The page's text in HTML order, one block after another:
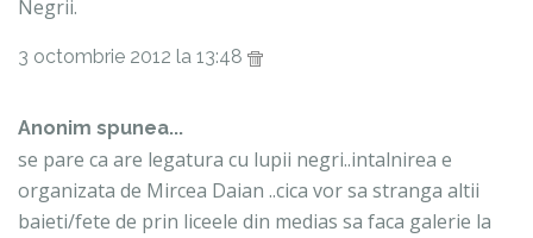
Negrii.
3 octombrie 2012 la 13:48
Anonim spunea...
se pare ca are legatura cu lupii negri..intalnirea e
organizata de Mircea Daian ..cica vor sa stranga altii
baieti/fete de prin liceele din medias sa faca galerie la